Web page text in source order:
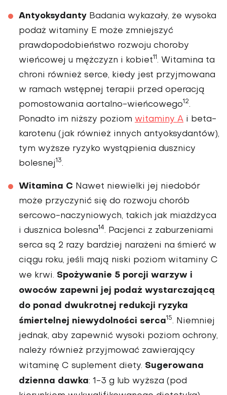
Antyoksydanty Badania wykazały, że wysoka
podaż witaminy E może zmniejszyć
prawdopodobieństwo rozwoju choroby
wieńcowej u męż­czyzn i kobiet11. Witamina ta
chroni również serce, kiedy jest przyjmo­wana
w ramach wstępnej terapii przed operacją
pomostowania aortal­no-wieńcowego12.
Ponadto im niższy poziom witaminy A i beta-
karotenu (jak również innych antyoksydan­tów),
tym wyższe ryzyko wystąpie­nia dusznicy
bolesnej13.
Witamina C Nawet niewielki jej niedobór
może przyczynić się do rozwoju chorób
sercowo-na­czyniowych, takich jak miażdżyca
i dusznica bolesna14. Pacjenci z zaburzeniami
serca są 2 razy bar­dziej narażeni na śmierć w
ciągu roku, jeśli mają niski poziom witaminy C
we krwi. Spożywanie 5 porcji warzyw i
owoców zapewni jej podaż wystarczającą
do ponad dwukrotnej redukcji ryzyka
śmier­telnej niewydolności serca15. Niemniej
jednak, aby zapewnić wysoki poziom ochrony,
należy również przyjmować zawierający
witaminę C suplement diety. Sugerowana
dzienna dawka: 1-3 g lub wyższa (pod